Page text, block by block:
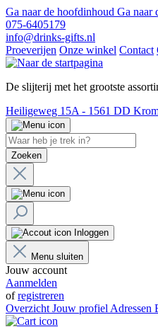
Ga naar de hoofdinhoud Ga naar
075-6405179
info@drinks-gifts.nl
Proeverijen Onze winkel Contact
De slijterij met het grootste
Heiligeweg 15A - 1561 DD
Zoeken
Inloggen
Menu sluiten
Jouw account
Aanmelden
ofregistreren
Overzicht Jouw profiel Adressen